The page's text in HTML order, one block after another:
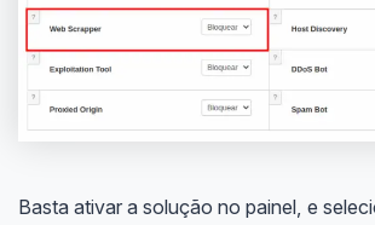
Basta ativar a solução no painel, e